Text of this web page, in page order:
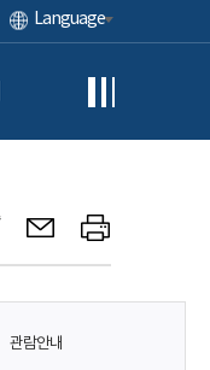
Language
관람안내